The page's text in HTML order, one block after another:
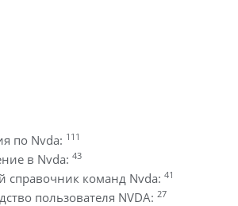
по Nvda: 111
в Nvda: 43
справочник команд Nvda: 41
пользователя NVDA: 27